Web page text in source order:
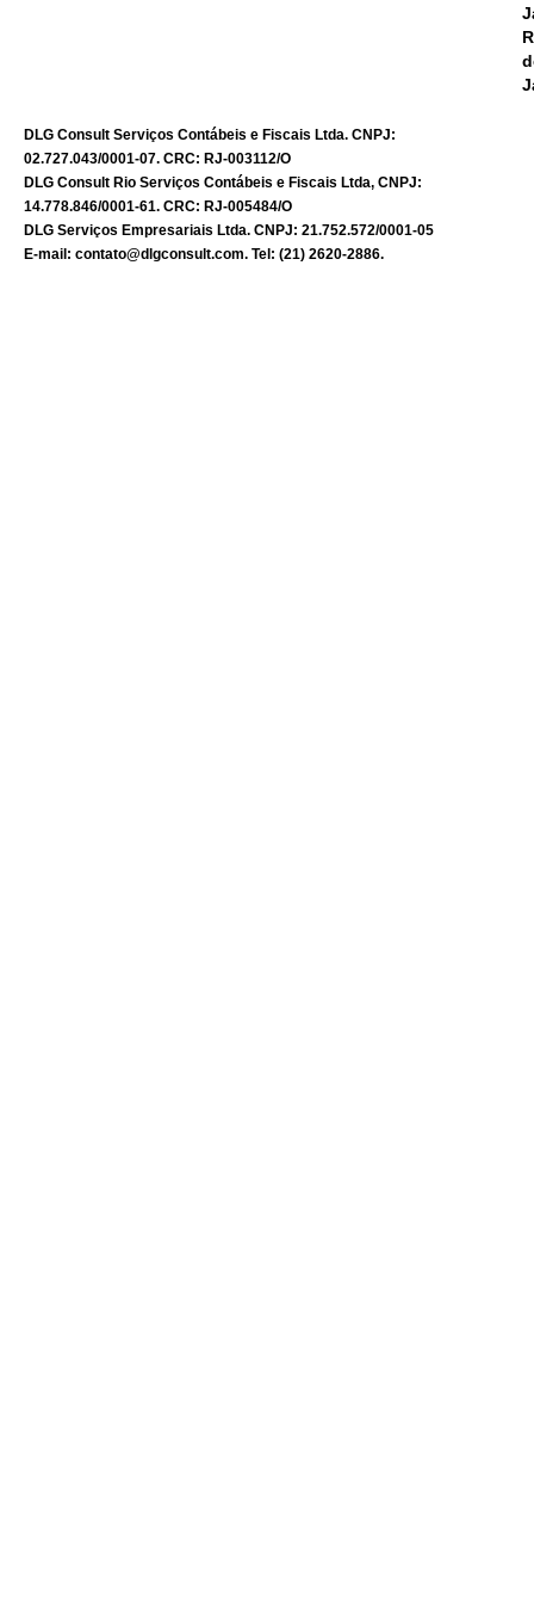
DLG Consult Serviços Contábeis e Fiscais Ltda. CNPJ:
02.727.043/0001-07. CRC: RJ-003112/O
DLG Consult Rio Serviços Contábeis e Fiscais Ltda, CNPJ:
14.778.846/0001-61. CRC: RJ-005484/O
DLG Serviços Empresariais Ltda. CNPJ: 21.752.572/0001-05
E-mail: contato@dlgconsult.com. Tel: (21) 2620-2886.